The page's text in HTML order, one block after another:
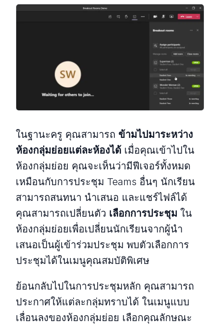
ในฐานะครู คุณสามารถ ข้ามไปมาระหว่าง
ห้องกลุ่มย่อยแต่ละห้องได้ เมื่อคุณเข้าไปใน
ห้องกลุ่มย่อย คุณจะเห็นว่ามีฟีเจอร์ทั้งหมด
เหมือนกับการประชุม Teams อื่นๆ นักเรียน
สามารถสนทนา นำเสนอ และแชร์ไฟล์ได้
คุณสามารถเปลี่ยนตัว เลือกการประชุม ใน
ห้องกลุ่มย่อยเพื่อเปลี่ยนนักเรียนจากผู้นำ
เสนอเป็นผู้เข้าร่วมประชุม พบตัวเลือกการ
ประชุมได้ในเมนูคุณสมบัติพิเศษ
ย้อนกลับไปในการประชุมหลัก คุณสามารถ
ประกาศให้แต่ละกลุ่มทราบได้ ในเมนูแบบ
เลื่อนลงของห้องกลุ่มย่อย เลือกคุณลักษณะ